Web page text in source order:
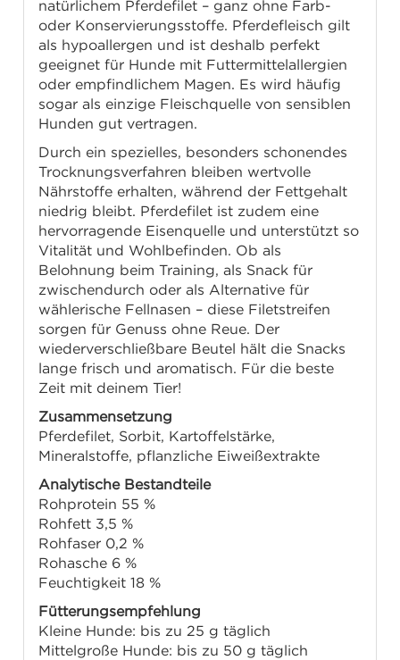
natürlichem Pferdefilet – ganz ohne Farb-
oder Konservierungsstoffe. Pferdefleisch gilt
als hypoallergen und ist deshalb perfekt
geeignet für Hunde mit Futtermittelallergien
oder empfindlichem Magen. Es wird häufig
sogar als einzige Fleischquelle von sensiblen
Hunden gut vertragen.
Durch ein spezielles, besonders schonendes
Trocknungsverfahren bleiben wertvolle
Nährstoffe erhalten, während der Fettgehalt
niedrig bleibt. Pferdefilet ist zudem eine
hervorragende Eisenquelle und unterstützt so
Vitalität und Wohlbefinden. Ob als
Belohnung beim Training, als Snack für
zwischendurch oder als Alternative für
wählerische Fellnasen – diese Filetstreifen
sorgen für Genuss ohne Reue. Der
wiederverschließbare Beutel hält die Snacks
lange frisch und aromatisch. Für die beste
Zeit mit deinem Tier!
Zusammensetzung
Pferdefilet, Sorbit, Kartoffelstärke,
Mineralstoffe, pflanzliche Eiweißextrakte
Analytische Bestandteile
Rohprotein 55 %
Rohfett 3,5 %
Rohfaser 0,2 %
Rohasche 6 %
Feuchtigkeit 18 %
Fütterungsempfehlung
Kleine Hunde: bis zu 25 g täglich
Mittelgroße Hunde: bis zu 50 g täglich